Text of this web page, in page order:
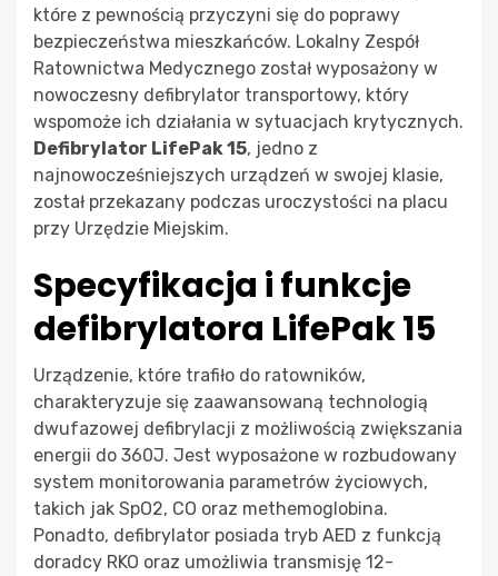
które z pewnością przyczyni się do poprawy
bezpieczeństwa mieszkańców. Lokalny Zespół
Ratownictwa Medycznego został wyposażony w
nowoczesny defibrylator transportowy, który
wspomoże ich działania w sytuacjach krytycznych.
Defibrylator LifePak 15, jedno z
najnowocześniejszych urządzeń w swojej klasie,
został przekazany podczas uroczystości na placu
przy Urzędzie Miejskim.
Specyfikacja i funkcje
defibrylatora LifePak 15
Urządzenie, które trafiło do ratowników,
charakteryzuje się zaawansowaną technologią
dwufazowej defibrylacji z możliwością zwiększania
energii do 360J. Jest wyposażone w rozbudowany
system monitorowania parametrów życiowych,
takich jak SpO2, CO oraz methemoglobina.
Ponadto, defibrylator posiada tryb AED z funkcją
doradcy RKO oraz umożliwia transmisję 12-